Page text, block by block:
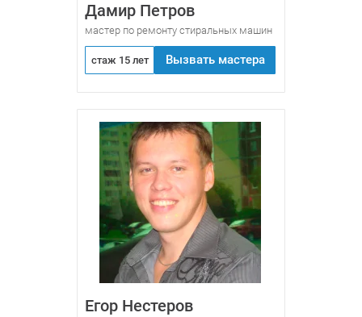
Дамир Петров
мастер по ремонту стиральных машин
стаж 15 лет Вызвать мастера
Егор Нестеров